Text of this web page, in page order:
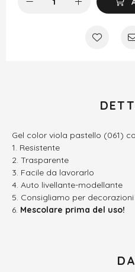
Gel color viola pastello (061)
Resistente
Trasparente
Facile da lavorarlo
Auto livellante-modellante
Consigliamo per decorazioni
Mescolare prima del uso!